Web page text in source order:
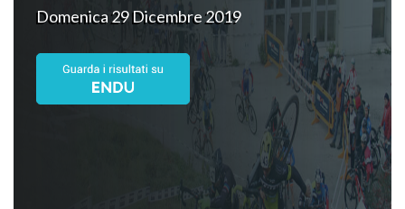
Domenica 29 Dicembre 2019